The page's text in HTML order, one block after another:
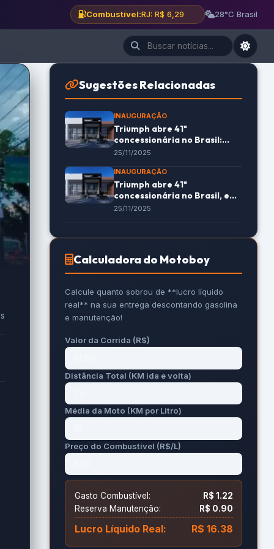
Combustível:RJ: R$ 6,29 28°C Brasil
Sugestões Relacionadas
INAUGURAÇÃO
Triumph abre 41ª
concessionária no Brasil:
Serra (ES)
25/11/2025
INAUGURAÇÃO
Triumph abre 41ª
concessionária no Brasil, em
Serra
25/11/2025
Calculadora do Motoboy
Calcule quanto sobrou de **lucro líquido
real** na sua entrega descontando gasolina
e manutenção!
Valor da Corrida (R$)
Distância Total (KM ida e volta)
Média da Moto (KM por Litro)
Preço do Combustível (R$/L)
Gasto Combustível:
R$ 1.22
Reserva Manutenção:
R$ 0.90
Lucro Líquido Real: R$ 16.38